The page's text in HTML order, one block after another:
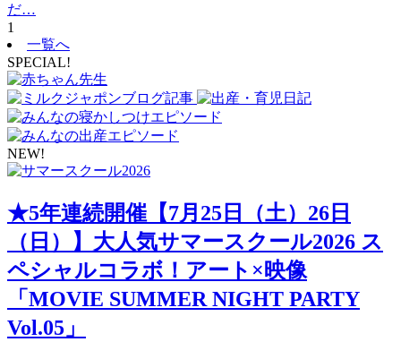
だ…
1
一覧へ
SPECIAL!
NEW!
★5年連続開催【7月25日（土）26日
（日）】大人気サマースクール2026 ス
ペシャルコラボ！アート×映像
「MOVIE SUMMER NIGHT PARTY
Vol.05」